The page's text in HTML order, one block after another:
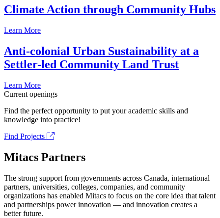
Climate Action through Community Hubs
Learn More
Anti-colonial Urban Sustainability at a
Settler-led Community Land Trust
Learn More
Current openings
Find the perfect opportunity to put your academic skills and
knowledge into practice!
Find Projects
Mitacs Partners
The strong support from governments across Canada, international
partners, universities, colleges, companies, and community
organizations has enabled Mitacs to focus on the core idea that talent
and partnerships power innovation — and innovation creates a
better future.